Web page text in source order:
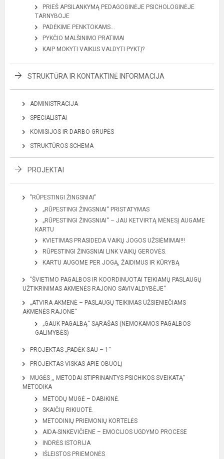
PRIEŠ APSILANKYMĄ PEDAGOGINĖJE PSICHOLOGINĖJE
TARNYBOJE
PADĖKIME PENKTOKAMS…
PYKČIO MALŠINIMO PRATIMAI
KAIP MOKYTI VAIKUS VALDYTI PYKTĮ?
STRUKTŪRA IR KONTAKTINĖ INFORMACIJA
ADMINISTRACIJA
SPECIALISTAI
KOMISIJOS IR DARBO GRUPĖS
STRUKTŪROS SCHEMA
PROJEKTAI
"RŪPESTINGI ŽINGSNIAI"
„RŪPESTINGI ŽINGSNIAI“ PRISTATYMAS
„RŪPESTINGI ŽINGSNIAI“ – JAU KETVIRTĄ MĖNESĮ AUGAME
KARTU
KVIETIMAS PRASIDEDA VAIKŲ JOGOS UŽSIĖMIMAI!!!
RŪPESTINGI ŽINGSNIAI LINK VAIKŲ GEROVĖS.
KARTU AUGOME PER JOGĄ, ŽAIDIMUS IR KŪRYBĄ
"ŠVIETIMO PAGALBOS IR KOORDINUOTAI TEIKIAMŲ PASLAUGŲ
UŽTIKRINIMAS AKMENĖS RAJONO SAVIVALDYBĖJE“
„ATVIRA AKMENĖ – PASLAUGŲ TEIKIMAS UŽSIENIEČIAMS
AKMENĖS RAJONE“
„GAUK PAGALBĄ“ SĄRAŠAS (NEMOKAMOS PAGALBOS
GALIMYBĖS)
PROJEKTAS „PADĖK SAU – 1“
PROJEKTAS VISKAS APIE OBUOLĮ
MUGĖS ,, METODAI STIPRINANTYS PSICHIKOS SVEIKATĄ”
METODIKA
METODŲ MUGĖ – DABIKINĖ.
SKAIČIŲ RIKIUOTĖ.
METODINIŲ PRIEMONIŲ KORTELĖS
AIDA-SINKEVIČIENE – EMOCIJOS UGDYMO PROCESE
INDRĖS ISTORIJA
IŠLEISTOS PRIEMONĖS